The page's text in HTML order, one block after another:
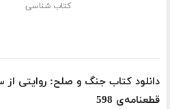
کتاب شناسی
دانلود کتاب جنگ و صلح: روایتی
قطعنامه‌ی 598